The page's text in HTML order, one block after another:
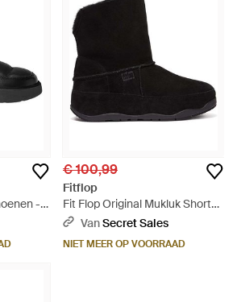
-
€ 100,99
Fitflop
Fit Flop Original Mukluk Shorty
Shearling Laarzen - Zwart
VanSecret Sales
NIET MEER OP VOORRAAD